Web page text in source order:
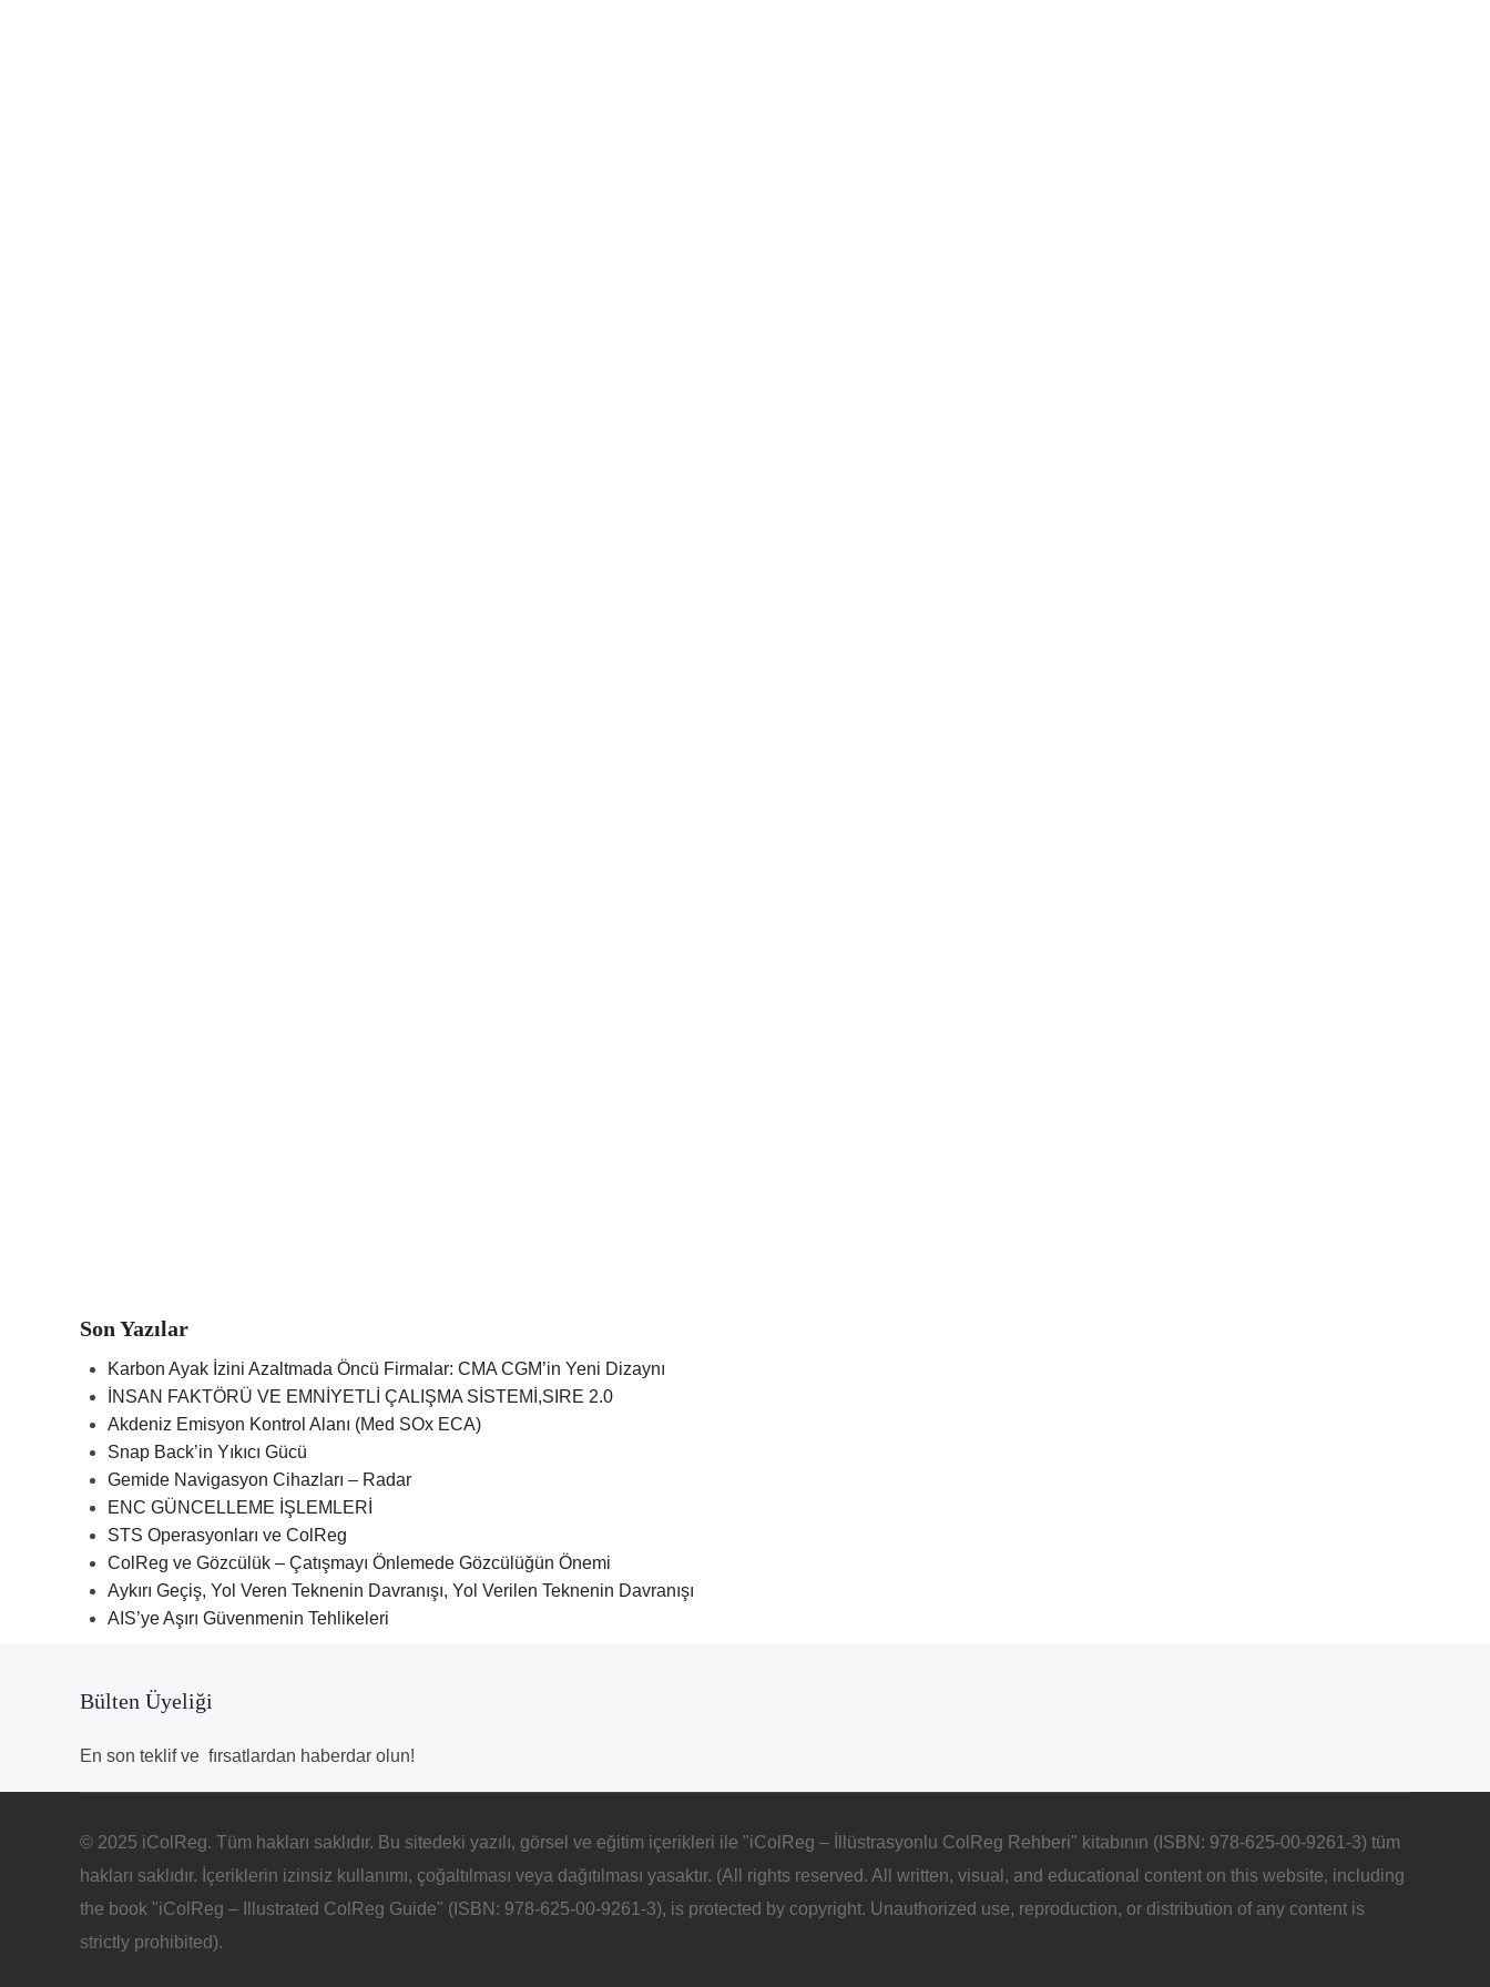
Son Yazılar
Karbon Ayak İzini Azaltmada Öncü Firmalar: CMA CGM’in Yeni Dizaynı
İNSAN FAKTÖRÜ VE EMNİYETLİ ÇALIŞMA SİSTEMİ,SIRE 2.0
Akdeniz Emisyon Kontrol Alanı (Med SOx ECA)
Snap Back’in Yıkıcı Gücü
Gemide Navigasyon Cihazları – Radar
ENC GÜNCELLEME İŞLEMLERİ
STS Operasyonları ve ColReg
ColReg ve Gözcülük – Çatışmayı Önlemede Gözcülüğün Önemi
Aykırı Geçiş, Yol Veren Teknenin Davranışı, Yol Verilen Teknenin Davranışı
AIS’ye Aşırı Güvenmenin Tehlikeleri
Bülten Üyeliği
En son teklif ve fırsatlardan haberdar olun!
© 2025 iColReg. Tüm hakları saklıdır. Bu sitedeki yazılı, görsel ve eğitim içerikleri ile "iColReg – İllüstrasyonlu ColReg Rehberi" kitabının (ISBN: 978-625-00-9261-3) tüm
hakları saklıdır. İçeriklerin izinsiz kullanımı, çoğaltılması veya dağıtılması yasaktır. (All rights reserved. All written, visual, and educational content on this website, including
the book "iColReg – Illustrated ColReg Guide" (ISBN: 978-625-00-9261-3), is protected by copyright. Unauthorized use, reproduction, or distribution of any content is
strictly prohibited).